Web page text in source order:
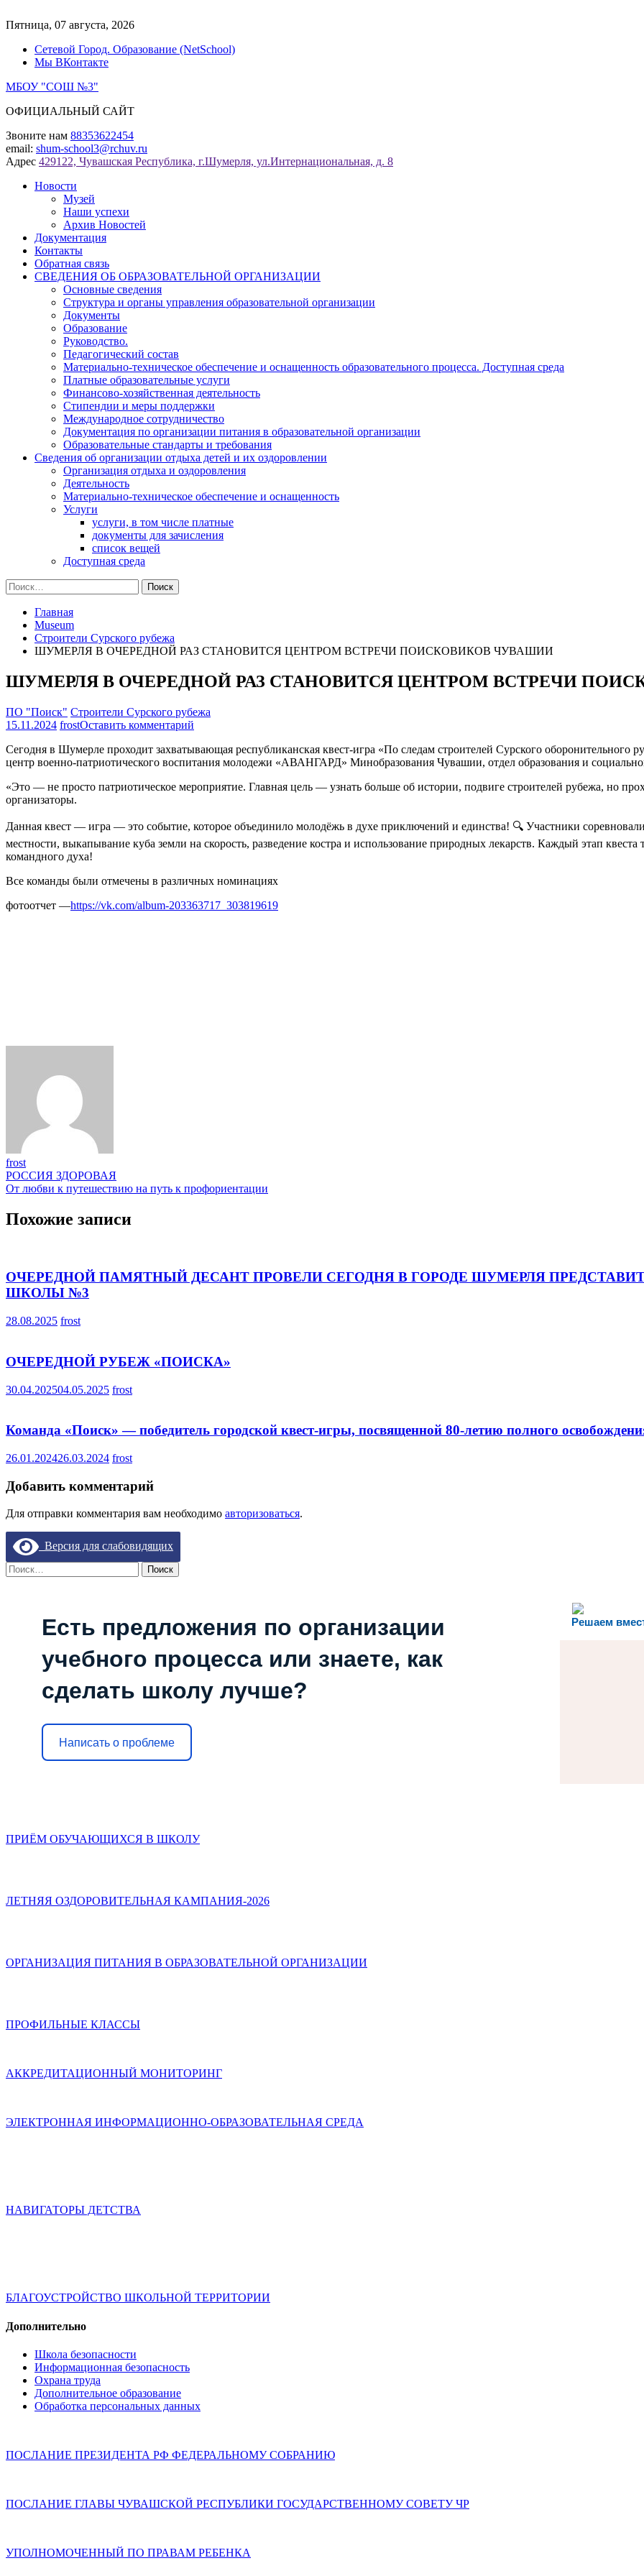
к
Пятница, 07 августа, 2026
Сетевой Город. Образование (NetSchool)
Мы ВКонтакте
МБОУ "СОШ №3"
ОФИЦИАЛЬНЫЙ САЙТ
Звоните нам 88353622454
email: shum-school3@rchuv.ru
Адрес 429122, Чувашская Республика, г.Шумерля, ул.Интернациональная, д. 8
Новости
Музей
Наши успехи
Архив Новостей
Документация
Контакты
Обратная связь
СВЕДЕНИЯ ОБ ОБРАЗОВАТЕЛЬНОЙ ОРГАНИЗАЦИИ
Основные сведения
Структура и органы управления образовательной организации
Документы
Образование
Руководство.
Педагогический состав
Материально-техническое обеспечение и оснащенность образовательного процесса. Доступная среда
Платные образовательные услуги
Финансово-хозяйственная деятельность
Стипендии и меры поддержки
Международное сотрудничество
Документация по организации питания в образовательной организации
Образовательные стандарты и требования
Сведения об организации отдыха детей и их оздоровлении
Организация отдыха и оздоровления
Деятельность
Материально-техническое обеспечение и оснащенность
Услуги
услуги, в том числе платные
документы для зачисления
список вещей
Доступная среда
Найти:
Главная
Museum
Строители Сурского рубежа
ШУМЕРЛЯ В ОЧЕРЕДНОЙ РАЗ СТАНОВИТСЯ ЦЕНТРОМ ВСТРЕЧИ ПОИСКОВИКОВ ЧУВАШИИ
ШУМЕРЛЯ В ОЧЕРЕДНОЙ РАЗ СТАНОВИТСЯ ЦЕНТРОМ ВСТРЕЧИ
ПО "Поиск" Строители Сурского рубежа
15.11.2024 frostОставить комментарий
В
ОЧЕРЕДНОЙ
СТАНОВИТСЯ
ПОИСКОВИКОВ
ЧУВАШИИ
Сегодня в Шумерле проходит захватывающая республиканская квест-игра «По следам строителей Сурского оборонительного
центр военно-патриотического воспитания молодежи «АВАНГАРД» Минобразования Чувашии, отдел образования и
«Это — не просто патриотическое мероприятие. Главная цель — узнать больше об истории, подвиге строителей рубежа, но
организаторы.
Данная квест — игра — это событие, которое объединило молодёжь в духе приключений и единства! 🔍 Участники
местности, выкапывание куба земли на скорость, разведение костра и использование природных лекарств. Каждый этап
командного духа!
Все команды были отмечены в различных номинациях
фотоотчет —https://vk.com/album-203363717_303819619
frost
Навигация
по
записям
РОССИЯ ЗДОРОВАЯ
От любви к путешествию на путь к профориентации
Похожие записи
ОЧЕРЕДНОЙ ПАМЯТНЫЙ ДЕСАНТ ПРОВЕЛИ СЕГОДНЯ В ГОРОДЕ ШУМЕРЛЯ
ШКОЛЫ №3
28.08.2025 frost
ОЧЕРЕДНОЙ РУБЕЖ «ПОИСКА»
30.04.202504.05.2025 frost
Команда «Поиск» — победитель городской квест-игры, посвященной 80-летию полного
26.01.202426.03.2024 frost
Добавить комментарий
Для отправки комментария вам необходимо авторизоваться.
Версия для слабовидящих
Найти:
Решаем
Есть предложения по организации
учебного процесса или знаете, как
сделать школу лучше?
Написать о проблеме
ПРИЁМ ОБУЧАЮЩИХСЯ В ШКОЛУ
ЛЕТНЯЯ ОЗДОРОВИТЕЛЬНАЯ КАМПАНИЯ-2026
ОРГАНИЗАЦИЯ ПИТАНИЯ В ОБРАЗОВАТЕЛЬНОЙ ОРГАНИЗАЦИИ
ПРОФИЛЬНЫЕ КЛАССЫ
АККРЕДИТАЦИОННЫЙ МОНИТОРИНГ
ЭЛЕКТРОННАЯ ИНФОРМАЦИОННО-ОБРАЗОВАТЕЛЬНАЯ СРЕДА
НАВИГАТОРЫ ДЕТСТВА
БЛАГОУСТРОЙСТВО ШКОЛЬНОЙ ТЕРРИТОРИИ
Дополнительно
Школа безопасности
Информационная безопасность
Охрана труда
Дополнительное образование
Обработка персональных данных
ПОСЛАНИЕ ПРЕЗИДЕНТА РФ ФЕДЕРАЛЬНОМУ СОБРАНИЮ
ПОСЛАНИЕ ГЛАВЫ ЧУВАШСКОЙ РЕСПУБЛИКИ ГОСУДАРСТВЕННОМУ СОВЕТУ ЧР
УПОЛНОМОЧЕННЫЙ ПО ПРАВАМ РЕБЕНКА